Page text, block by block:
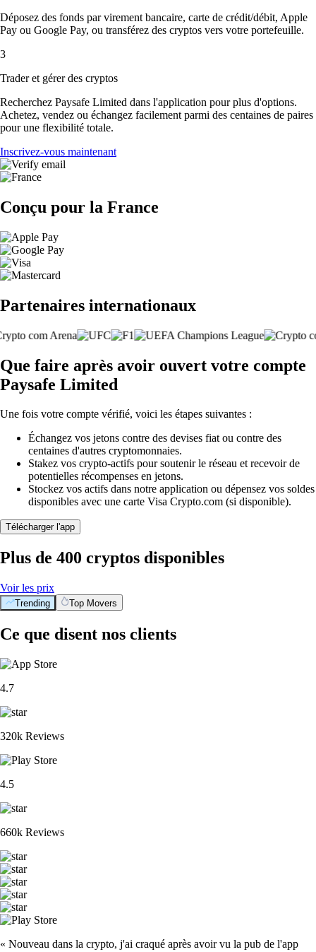
Déposez des fonds par virement bancaire, carte de crédit/débit, Apple
Pay ou Google Pay, ou transférez des cryptos vers votre portefeuille.
3
Trader et gérer des cryptos
Recherchez Paysafe Limited dans l'application pour plus d'options.
Achetez, vendez ou échangez facilement parmi des centaines de paires
pour une flexibilité totale.
Inscrivez-vous maintenant
Conçu pour la France
Partenaires internationaux
Que faire après avoir ouvert votre compte
Paysafe Limited
Une fois votre compte vérifié, voici les étapes suivantes :
Échangez vos jetons contre des devises fiat ou contre des
centaines d'autres cryptomonnaies.
Stakez vos crypto-actifs pour soutenir le réseau et recevoir de
potentielles récompenses en jetons.
Stockez vos actifs dans notre application ou dépensez vos soldes
disponibles avec une carte Visa Crypto.com (si disponible).
Télécharger l'app
Plus de 400 cryptos disponibles
Voir les prix
Trending Top Movers
Ce que disent nos clients
4.7
320k Reviews
4.5
660k Reviews
« Nouveau dans la crypto, j'ai craqué après avoir vu la pub de l'app